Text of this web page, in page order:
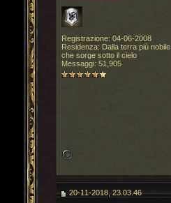
Registrazione: 04-06-2008
Residenza: Dalla terra più nobile
che sorge sotto il cielo
Messaggi: 51,905
20-11-2018, 23.03.46